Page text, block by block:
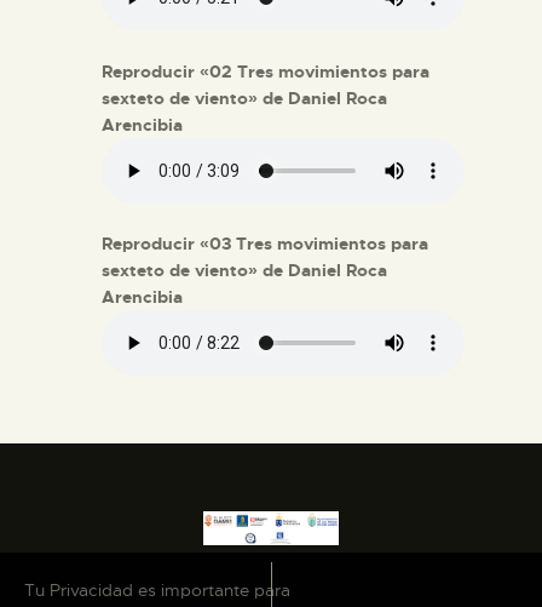
Reproducir «02 Tres movimientos para
sexteto de viento» de Daniel Roca
Arencibia
Reproducir «03 Tres movimientos para
sexteto de viento» de Daniel Roca
Arencibia
Tu Privacidad es importante para